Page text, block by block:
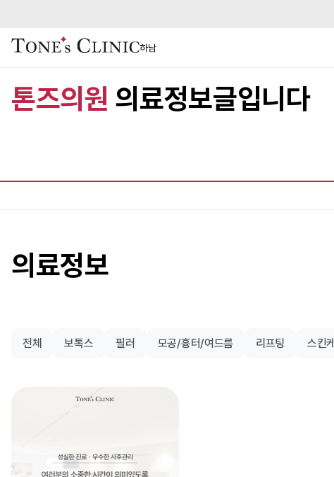
하남
톤즈의원 의료정보글입니다
의료정보
전체 보톡스 필러 모공/흉터/여드름 리프팅 스킨